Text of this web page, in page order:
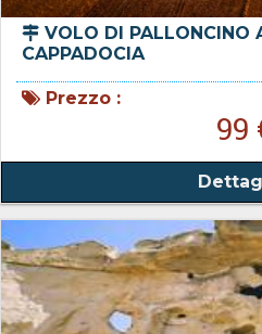
VOLO DI PALLONCINO
CAPPADOCIA
Prezzo :
99